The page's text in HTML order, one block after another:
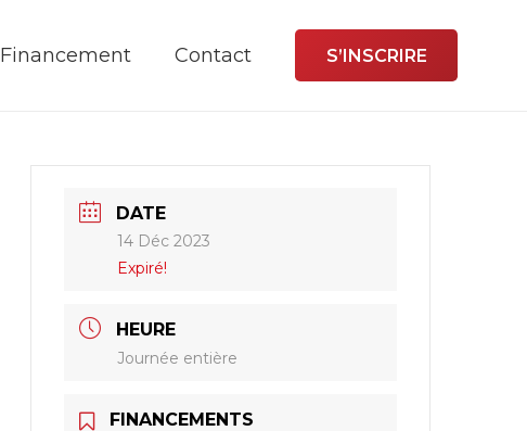
Financement Contact S’INSCRIRE
DATE
14 Déc 2023
Expiré!
HEURE
Journée entière
FINANCEMENTS